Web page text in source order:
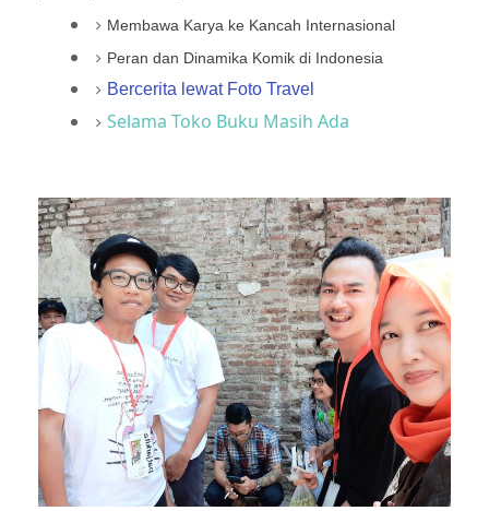
Membawa Karya ke Kancah Internasional
Peran dan Dinamika Komik di Indonesia
Bercerita lewat Foto Travel
Selama Toko Buku Masih Ada